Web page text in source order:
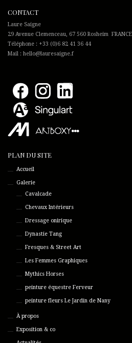
CONTACT
Laure Saigne
29 Avenue Clemenceau, 67 560 Rosheim FRANCE
Téléphone : +33 (0)6 82 41 36 44
Mail : hello@lauresaigne.f
PLAN DU SITE
Accueil
Galerie
Cavalcade
Chevaux Intérieurs
Dressage onirique
Dynastie Tang
Fresques & Street Art
Les Femmes Graphiques
Mythics Horses
peinture équestre Ferveur
peinture fleurs Le Jardin de Nany
À propos
Exposition & co